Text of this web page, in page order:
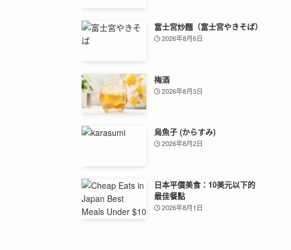
富士宮炒麵（富士宮やきそば）
2026年8月6日
梅酒
2026年8月3日
烏魚子 (からすみ)
2026年8月2日
日本平價美食：10美元以下的
最佳餐點
2026年8月1日